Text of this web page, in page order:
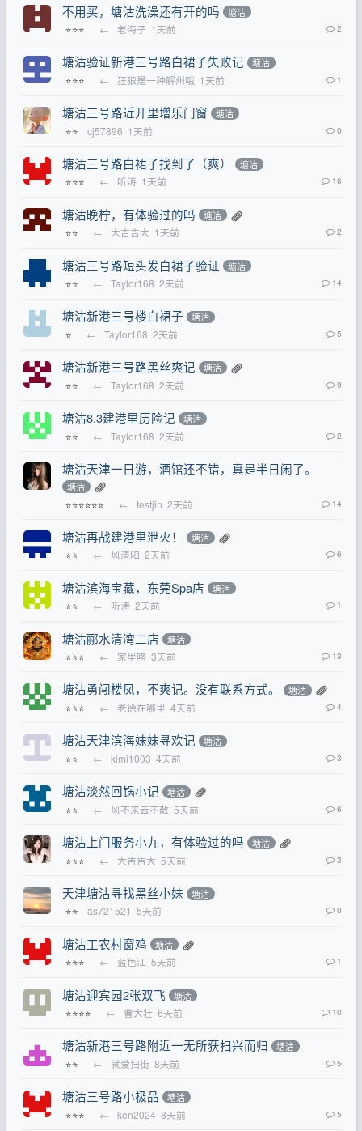
不用买，塘沽洗澡还有开的吗 塘沽
⭐⭐⭐ ← 老海子 1天前 2
塘沽验证新港三号路白裙子失败记 塘沽
⭐⭐⭐ ← 狂狼是一种解州哦 1天前 1
塘沽三号路近开里增乐门窗 塘沽
⭐⭐ cj57896 1天前 0
塘沽三号路白裙子找到了（爽） 塘沽
⭐⭐⭐ ← 听涛 1天前 16
塘沽晚柠，有体验过的吗 塘沽
⭐⭐ ← 大吉吉大 1天前 2
塘沽三号路短头发白裙子验证 塘沽
⭐⭐ ← Taylor168 2天前 14
塘沽新港三号楼白裙子 塘沽
⭐ ← Taylor168 2天前 5
塘沽新港三号路黑丝爽记 塘沽
⭐⭐ ← Taylor168 2天前 9
塘沽8.3建港里历险记 塘沽
⭐⭐ ← Taylor168 2天前 2
塘沽天津一日游，酒馆还不错，真是半日闲了。
塘沽
⭐⭐⭐⭐⭐⭐ ← testjin 2天前 14
塘沽再战建港里泄火！ 塘沽
⭐⭐ ← 风清阳 2天前 6
塘沽滨海宝藏，东莞Spa店 塘沽
⭐⭐ ← 听涛 2天前 1
塘沽郦水清湾二店 塘沽
⭐⭐⭐ ← 家里咯 3天前 13
塘沽勇闯楼凤，不爽记。没有联系方式。 塘沽
⭐⭐⭐ ← 老徐在哪里 4天前 4
塘沽天津滨海妹妹寻欢记 塘沽
⭐⭐ ← kimi1003 4天前 3
塘沽淡然回锅小记 塘沽
⭐⭐ ← 风不来云不散 5天前 6
塘沽上门服务小九，有体验过的吗 塘沽
⭐⭐⭐ ← 大吉吉大 5天前 3
天津塘沽寻找黑丝小妹 塘沽
⭐⭐ as721521 5天前 0
塘沽工农村窗鸡 塘沽
⭐⭐⭐ ← 蓝色江 5天前 1
塘沽迎宾园2张双飞 塘沽
⭐⭐⭐⭐ ← 曹大壮 6天前 10
塘沽新港三号路附近一无所获扫兴而归 塘沽
⭐⭐ ← 就爱扫街 8天前 5
塘沽三号路小极品 塘沽
⭐⭐⭐ ← ken2024 8天前 5